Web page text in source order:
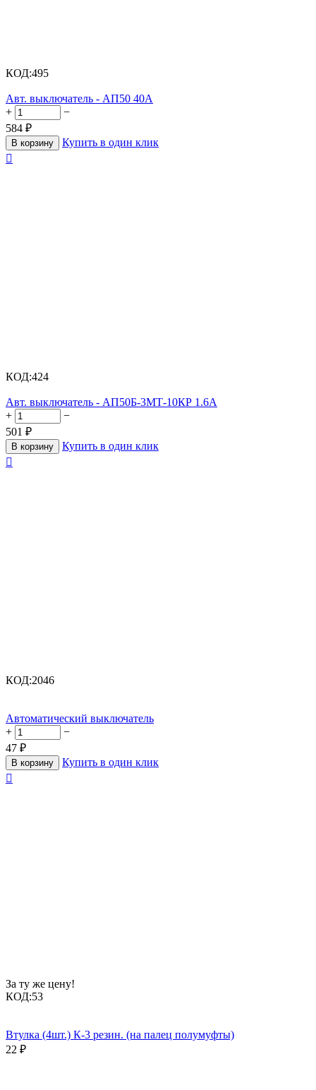
КОД:495
Авт. выключатель - АП50 40А
+
−
584 ₽
В корзину
Купить в один клик

КОД:424
Авт. выключатель - АП50Б-3МТ-10КР 1.6А
+
−
501 ₽
В корзину
Купить в один клик

КОД:2046
Автоматический выключатель
+
−
47 ₽
В корзину
Купить в один клик

За ту же цену!
КОД:53
Втулка (4шт.) К-3 резин. (на палец полумуфты)
22 ₽